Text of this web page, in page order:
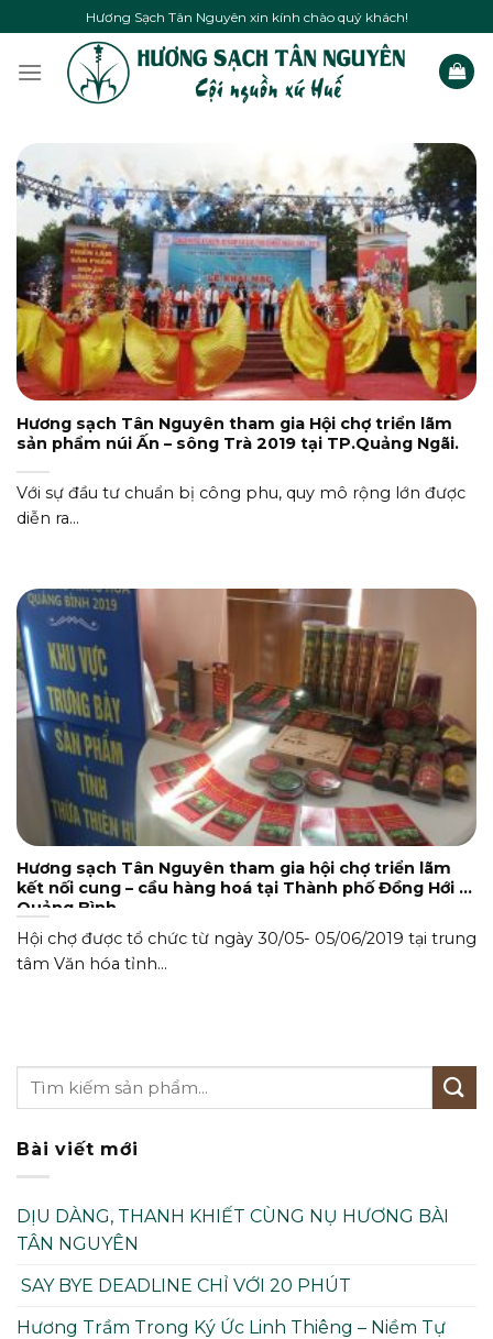
to
content
Hương Sạch Tân Nguyên xin kính chào quý khách!
Hương sạch Tân Nguyên tham gia Hội chợ triển lãm
sản phẩm núi Ấn – sông Trà 2019 tại TP.Quảng Ngãi.
Với sự đầu tư chuẩn bị công phu, quy mô rộng lớn được
diễn ra...
Hương sạch Tân Nguyên tham gia hội chợ triển lãm
kết nối cung – cầu hàng hoá tại Thành phố Đồng Hới –
Quảng Bình
Hội chợ được tổ chức từ ngày 30/05- 05/06/2019 tại trung
tâm Văn hóa tỉnh...
Bài viết mới
DỊU DÀNG, THANH KHIẾT CÙNG NỤ HƯƠNG BÀI
TÂN NGUYÊN
SAY BYE DEADLINE CHỈ VỚI 20 PHÚT
Hương Trầm Trong Ký Ức Linh Thiêng – Niềm Tự